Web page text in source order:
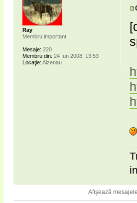
Ray
Membru important
Mesaje: 220
Membru din: 24 Iun 2008, 13:53
Locaţie: Alzenau
Afişează